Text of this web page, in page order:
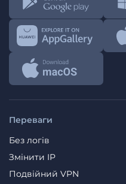
Переваги
Без логів
Змінити IP
Подвійний VPN